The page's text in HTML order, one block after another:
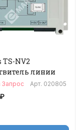
TS-NV2
линии
Запрос Арт. 020805